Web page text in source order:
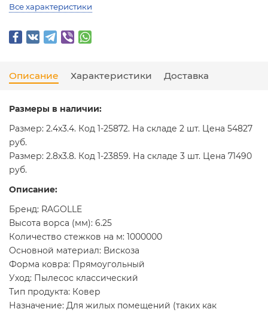
Все характеристики
Описание Характеристики Доставка
Размеры в наличии:
Размер: 2.4x3.4. Код 1-25872. На складе 2 шт. Цена 54827
руб.
Размер: 2.8x3.8. Код 1-23859. На складе 3 шт. Цена 71490
руб.
Описание:
Бренд: RAGOLLE
Высота ворса (мм): 6.25
Количество стежков на м: 1000000
Основной материал: Вискоза
Форма ковра: Прямоугольный
Уход: Пылесос классический
Тип продукта: Ковер
Назначение: Для жилых помещений (таких как